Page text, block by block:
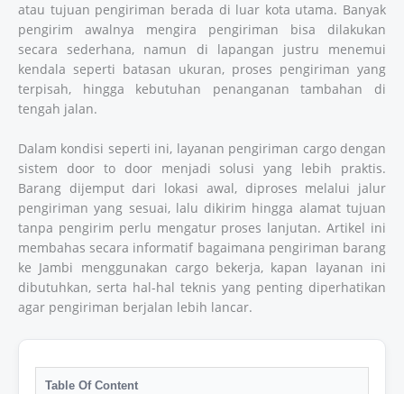
atau tujuan pengiriman berada di luar kota utama. Banyak
pengirim awalnya mengira pengiriman bisa dilakukan
secara sederhana, namun di lapangan justru menemui
kendala seperti batasan ukuran, proses pengiriman yang
terpisah, hingga kebutuhan penanganan tambahan di
tengah jalan.
Dalam kondisi seperti ini, layanan pengiriman cargo dengan
sistem door to door menjadi solusi yang lebih praktis.
Barang dijemput dari lokasi awal, diproses melalui jalur
pengiriman yang sesuai, lalu dikirim hingga alamat tujuan
tanpa pengirim perlu mengatur proses lanjutan. Artikel ini
membahas secara informatif bagaimana pengiriman barang
ke Jambi menggunakan cargo bekerja, kapan layanan ini
dibutuhkan, serta hal-hal teknis yang penting diperhatikan
agar pengiriman berjalan lebih lancar.
Table Of Content